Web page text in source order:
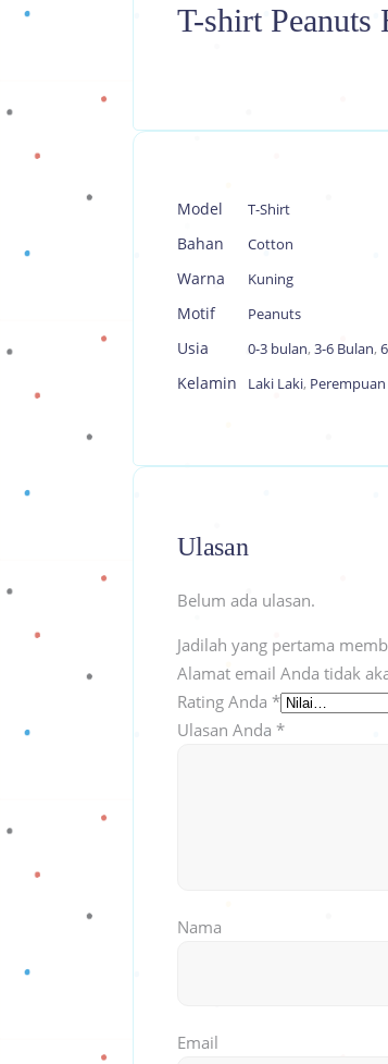
T-shirt Peanuts
Model T-Shirt
Bahan Cotton
Warna Kuning
Motif Peanuts
Usia 0-3 bulan, 3-6 Bulan,
Kelamin Laki Laki, Perempuan
Ulasan
Belum ada ulasan.
Jadilah yang pertama
Alamat email Anda tidak
Rating Anda *
Ulasan Anda *
Nama
Email